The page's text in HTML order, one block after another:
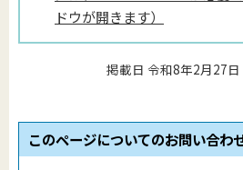
ドウが開きます）
掲載日 令和8年2月27日
このページについてのお問い合わ